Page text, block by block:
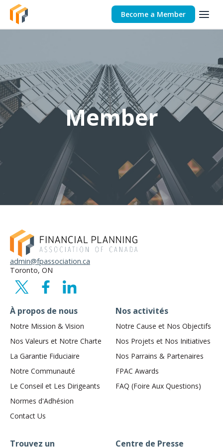
Become a Member
Member
admin@fpassociation.ca
Toronto, ON
À propos de nous
Notre Mission & Vision
Nos Valeurs et Notre Charte
La Garantie Fiduciaire
Notre Communauté
Le Conseil et Les Dirigeants
Normes d'Adhésion
Contact Us
Nos activités
Notre Cause et Nos Objectifs
Nos Projets et Nos Initiatives
Nos Parrains & Partenaires
FPAC Awards
FAQ (Foire Aux Questions)
Trouvez un Centre de Presse